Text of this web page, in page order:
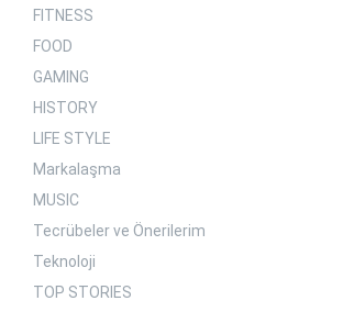
FITNESS
FOOD
GAMING
HISTORY
LIFE STYLE
Markalaşma
MUSIC
Tecrübeler ve Önerilerim
Teknoloji
TOP STORIES